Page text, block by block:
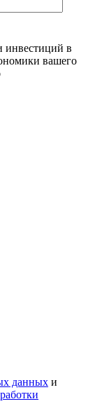
инвестиций в
вашего
данных и